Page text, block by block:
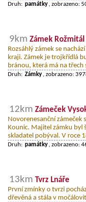
Druh: památky , zobrazeno:
9km Zámek
Rozsáhlý zámek se
kraji. Zámek je trojkřídlá
bránou, která má na třech
Druh: Zámky , zobrazeno:
12km Zámeček
Novorenesanční zámeček
Kounic. Majitel zámku byl
skladatel pobýval. V roce
Druh: památky , zobrazeno:
13km Tvrz Lnáře
První zmínky o tvrzi
dřevěná a stála v